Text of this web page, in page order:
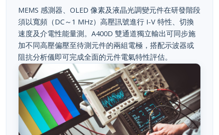
MEMS 感測器、OLED 像素及液晶光調變元件在研發階段
須以寬頻（DC～1 MHz）高壓訊號進行 I-V 特性、切換
速度及介電性能量測。A400D 雙通道獨立輸出可同步施
加不同高壓偏壓至待測元件的兩組電極，搭配示波器或
阻抗分析儀即可完成全面的元件電氣特性評估。